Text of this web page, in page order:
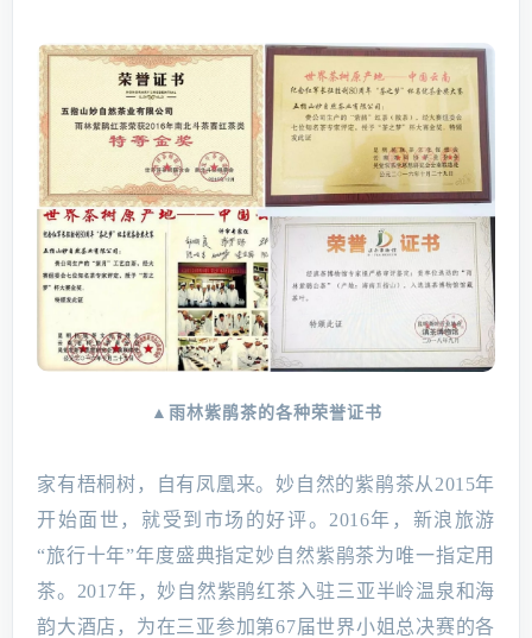
▲雨林紫鹃茶的各种荣誉证书
家有梧桐树，自有凤凰来。妙自然的紫鹃茶从2015年
开始面世，就受到市场的好评。2016年，新浪旅游
“旅行十年”年度盛典指定妙自然紫鹃茶为唯一指定用
茶。2017年，妙自然紫鹃红茶入驻三亚半岭温泉和海
韵大酒店，为在三亚参加第67届世界小姐总决赛的各